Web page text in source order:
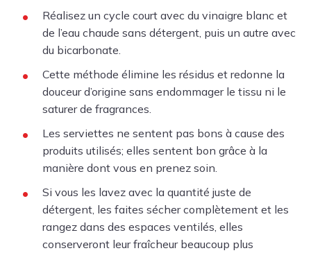
Réalisez un cycle court avec du vinaigre blanc et
de l’eau chaude sans détergent, puis un autre avec
du bicarbonate.
Cette méthode élimine les résidus et redonne la
douceur d’origine sans endommager le tissu ni le
saturer de fragrances.
Les serviettes ne sentent pas bons à cause des
produits utilisés; elles sentent bon grâce à la
manière dont vous en prenez soin.
Si vous les lavez avec la quantité juste de
détergent, les faites sécher complètement et les
rangez dans des espaces ventilés, elles
conserveront leur fraîcheur beaucoup plus